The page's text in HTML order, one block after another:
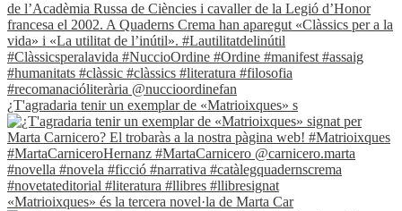
¿T'agradaria tenir un exemplar de «Matrioixques» s
«Matrioixques» és la tercera novel·la de Marta Car